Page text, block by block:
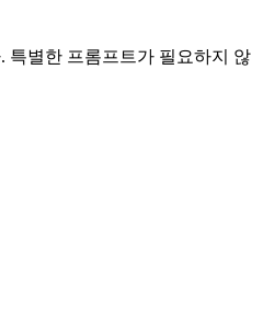
특별한 프롬프트가 필요하지 않